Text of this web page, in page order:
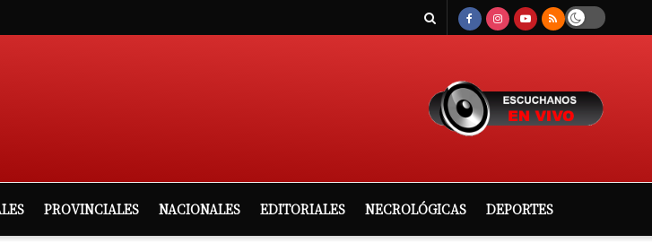
PROVINCIALES NACIONALES EDITORIALES NECROLÓGICAS DEPORTES